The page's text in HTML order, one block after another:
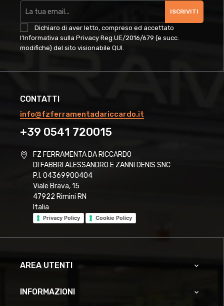
ISCRIVITI
Dichiaro di aver letto, compreso ed accettato
l'Informativa sulla Privacy Reg.UE/2016/679 (e succ.
modifiche) del sito visionabile QUI
CONTATTI
info@fzferramentadariccardo.it
+39 0541 720015
FZ FERRAMENTA DA RICCARDO
DI FABBRI ALESSANDRO E ZANNI DENIS SNC
P.I. 04369900404
Viale Brava, 15
47922 Rimini RN
Italia
Privacy Policy Cookie Policy
AREA UTENTI 
INFORMAZIONI 